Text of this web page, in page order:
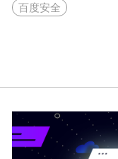
百度安全